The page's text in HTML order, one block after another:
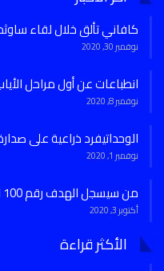
كافاني تألق خلال لقاء
نوفمبر 30, 2020
انطباعات عن أول مراحل
نوفمبر 8, 2020
الوحداتيفرد ذراعية على
نوفمبر 1, 2020
من سيسجل الهدف رقم 100 للرمثا بشباك الجزيرة !!
أكتوبر 3, 2020
الأكثر قراءة